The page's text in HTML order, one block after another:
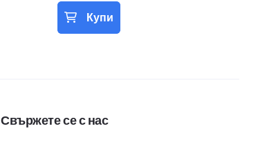
Купи
Свържете се с нас